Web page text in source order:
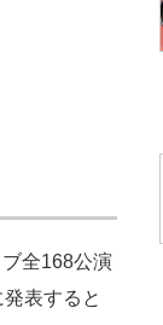
全168公演
表すると